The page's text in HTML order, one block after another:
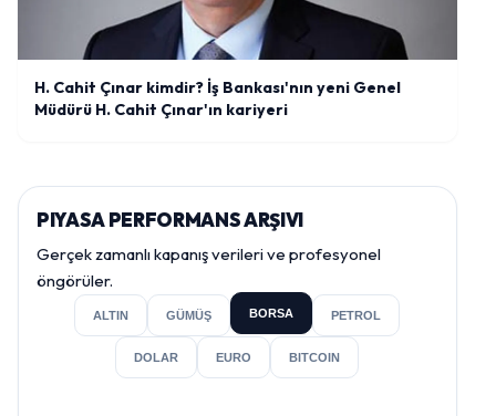
H. Cahit Çınar kimdir? İş Bankası'nın yeni Genel
Müdürü H. Cahit Çınar'ın kariyeri
PIYASA PERFORMANS ARŞIVI
Gerçek zamanlı kapanış verileri ve profesyonel
öngörüler.
ALTIN GÜMÜŞ BORSA PETROL
DOLAR EURO BITCOIN